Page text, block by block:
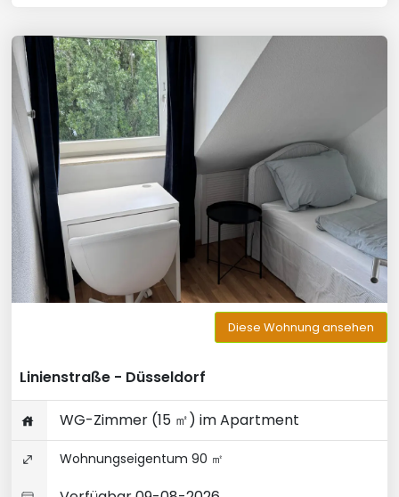
Diese Wohnung ansehen
Linienstraße - Düsseldorf
WG-Zimmer (15 ㎡) im Apartment
Wohnungseigentum 90 ㎡